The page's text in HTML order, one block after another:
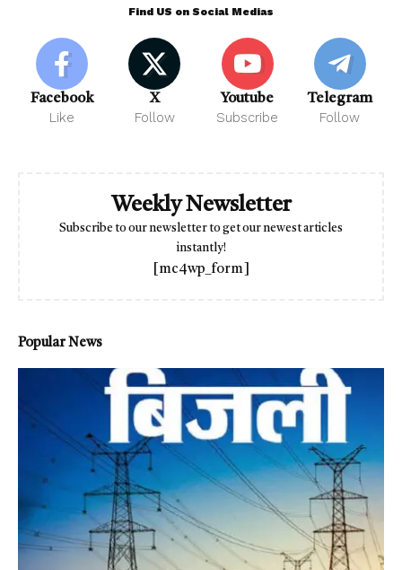
Find US on Social Medias
Facebook
Like
X
Follow
Youtube
Subscribe
Telegram
Follow
Weekly Newsletter
Subscribe to our newsletter to get our newest articles
instantly!
[mc4wp_form]
Popular News